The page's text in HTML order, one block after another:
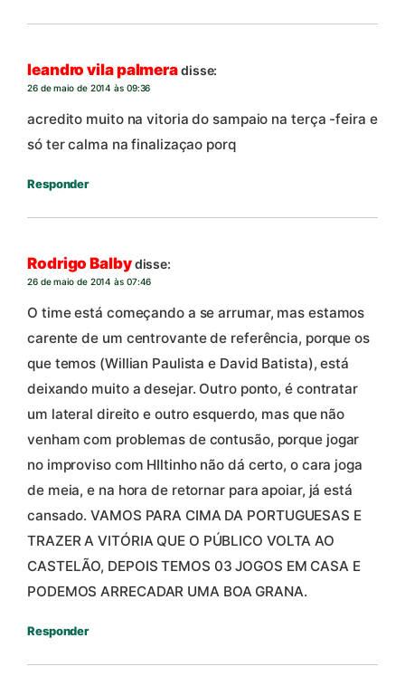
leandro vila palmeradisse:
26 de maio de 2014 às 09:36
acredito muito na vitoria do sampaio na terça -feira e
só ter calma na finalizaçao porq
Responder
Rodrigo Balbydisse:
26 de maio de 2014 às 07:46
O time está começando a se arrumar, mas estamos
carente de um centrovante de referência, porque os
que temos (Willian Paulista e David Batista), está
deixando muito a desejar. Outro ponto, é contratar
um lateral direito e outro esquerdo, mas que não
venham com problemas de contusão, porque jogar
no improviso com HIltinho não dá certo, o cara joga
de meia, e na hora de retornar para apoiar, já está
cansado. VAMOS PARA CIMA DA PORTUGUESAS E
TRAZER A VITÓRIA QUE O PÚBLICO VOLTA AO
CASTELÃO, DEPOIS TEMOS 03 JOGOS EM CASA E
PODEMOS ARRECADAR UMA BOA GRANA.
Responder